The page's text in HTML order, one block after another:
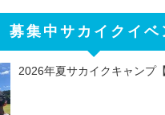
募集中サカイクイベ
2026年夏サカイクキャンプ